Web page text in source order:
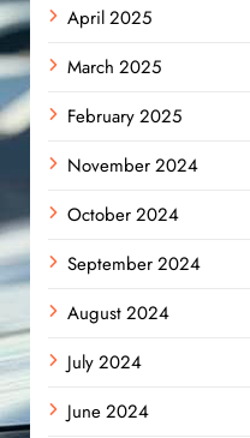
April 2025
March 2025
February 2025
November 2024
October 2024
September 2024
August 2024
July 2024
June 2024